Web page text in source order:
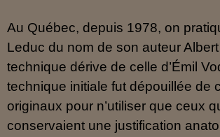
Au Québec, depuis 1978, on
Leduc du nom de son auteur
technique dérive de celle d’Émil
technique initiale fut dépouillée de
originaux pour n’utiliser que ceux
conservaient une justification